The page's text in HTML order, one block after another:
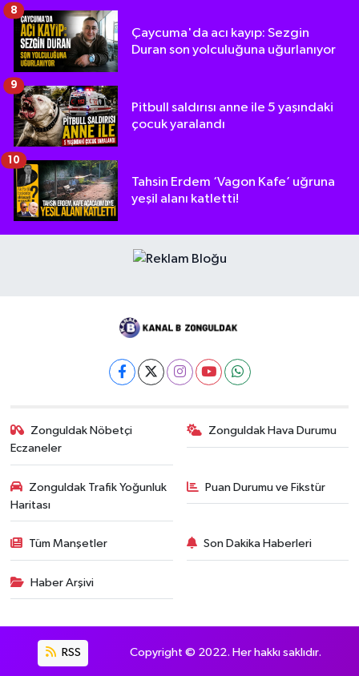
Çaycuma'da acı kayıp: Sezgin
Duran son yolculuğuna uğurlanıyor
8
Pitbull saldırısı anne ile 5 yaşındaki
çocuk yaralandı
9
Tahsin Erdem ‘Vagon Kafe’ uğruna
yeşil alanı katletti!
10
Zonguldak Nöbetçi
Eczaneler
Zonguldak Hava Durumu
Zonguldak Trafik Yoğunluk
Haritası
Puan Durumu ve Fikstür
Tüm Manşetler Son Dakika Haberleri
Haber Arşivi
RSS Copyright © 2022. Her hakkı saklıdır.